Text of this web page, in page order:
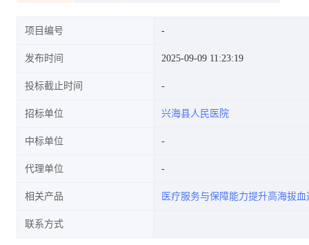
项目编号
发布时间 2025-09-09 11:23:19
投标截止时间
招标单位 兴海县人民医院
中标单位
代理单位
相关产品 医疗服务与保障能力提升高海拔血
联系方式